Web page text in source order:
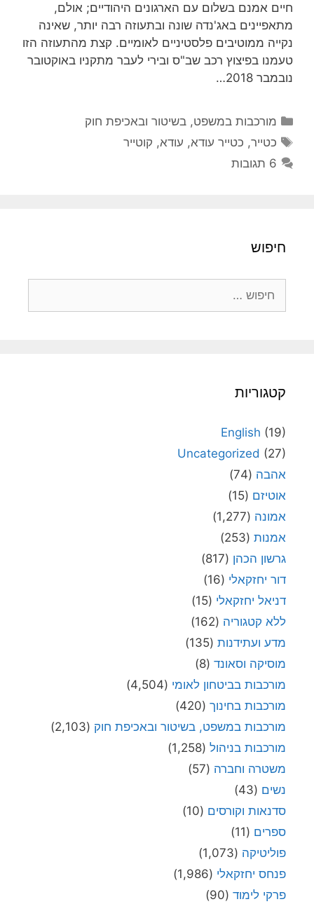
חיים אמנם בשלום עם הארגונים היהודיים; אולם,
מתאפיינים באג'נדה שונה ובתעוזה רבה יותר, שאינה
נקייה ממוטיבים פלסטיניים לאומיים. קצת מהתעוזה הזו
טעמנו בפיצוץ רכב שב"ס ובירי לעבר מתקניו באוקטובר
נובמבר 2018…
קטגוריות
מורכבות במשפט, בשיטור ובאכיפת חוק
תגיות
כטייר, כטייר עודא, עודא, קוטייר
6 תגובות
חיפוש
קטגוריות
English (19)
Uncategorized (27)
אהבה (74)
אוטיזם (15)
אמונה (1,277)
אמנות (253)
גרשון הכהן (817)
דור יחזקאלי (16)
דניאל יחזקאלי (15)
ללא קטגוריה (162)
מדע ועתידנות (135)
מוסיקה וסאונד (8)
מורכבות בביטחון לאומי (4,504)
מורכבות בחינוך (420)
מורכבות במשפט, בשיטור ובאכיפת חוק (2,103)
מורכבות בניהול (1,258)
משטרה וחברה (57)
נשים (43)
סדנאות וקורסים (10)
ספרים (11)
פוליטיקה (1,073)
פנחס יחזקאלי (1,986)
פרקי לימוד (90)